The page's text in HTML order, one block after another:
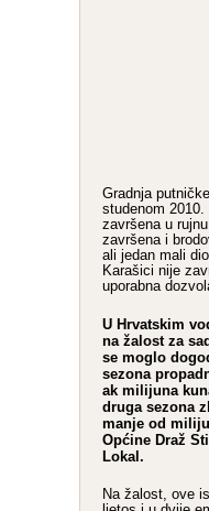
Gradnja
studenom
završena u
završena i
ali jedan mali
Karašici nije
uporabna
U Hrvatskim
na žalost za
se moglo
sezona
ak milijuna
druga sezona
manje od
Općine Draž
Lokal.
Na žalost, ove